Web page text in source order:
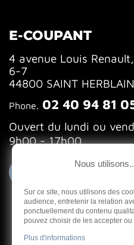
E-COUPANT
4 avenue Louis
6-7
44800 SAINT HERBLAIN
Phone. 02 40 94 81
Ouvert du lundi ou
9h00 - 17h00
Nous
Sur ce site, nous utilisons des
audience, entretenir la relation
ponctuellement du contenu
pouvez choisir de les accepter ou
Plus d'informations